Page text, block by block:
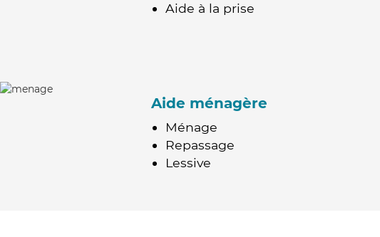
Aide à la prise
Aide ménagère
Ménage
Repassage
Lessive